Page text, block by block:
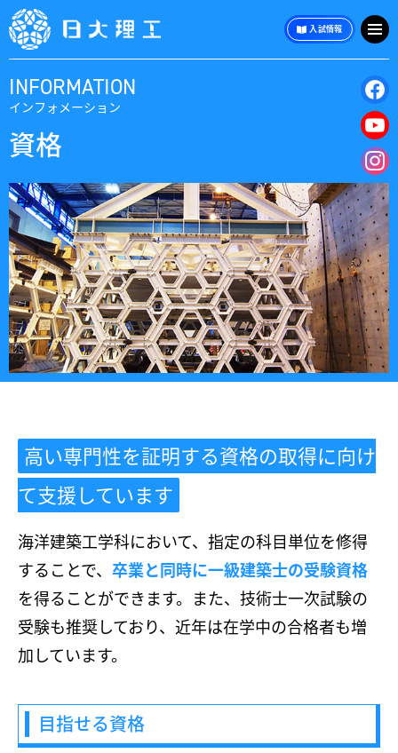
入試情報
INFORMATION
インフォメーション
資格
高い専門性を証明する資格の取得に向け
て支援しています
海洋建築工学科において、指定の科目単位を修得
することで、 卒業と同時に一級建築士の受験資格
を得ることができます。また、技術士一次試験の
受験も推奨しており、近年は在学中の合格者も増
加しています。
目指せる資格